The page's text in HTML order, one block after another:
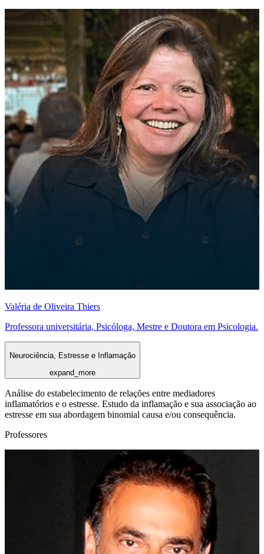
Valéria de Oliveira Thiers
Professora universitária, Psicóloga, Mestre e Doutora em Psicologia.
Neurociência, Estresse e Inflamação
expand_more
Análise do estabelecimento de relações entre mediadores
inflamatórios e o estresse. Estudo da inflamação e sua associação ao
estresse em sua abordagem binomial causa e/ou consequência.
Professores